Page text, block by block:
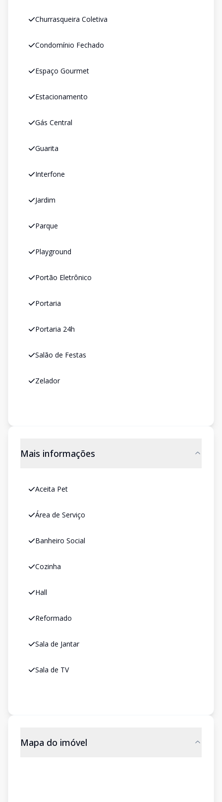
Churrasqueira Coletiva
Condomínio Fechado
Espaço Gourmet
Estacionamento
Gás Central
Guarita
Interfone
Jardim
Parque
Playground
Portão Eletrônico
Portaria
Portaria 24h
Salão de Festas
Zelador
Mais informações
Aceita Pet
Área de Serviço
Banheiro Social
Cozinha
Hall
Reformado
Sala de Jantar
Sala de TV
Mapa do imóvel